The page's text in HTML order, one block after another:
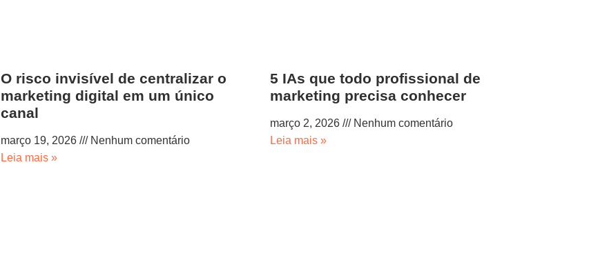
O risco invisível de centralizar o
marketing digital em um único
canal
março 19, 2026
Nenhum comentário
Leia mais »
5 IAs que todo profissional de
marketing precisa conhecer
março 2, 2026
Nenhum comentário
Leia mais »